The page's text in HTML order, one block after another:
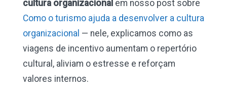
cultura organizacional em nosso post sobre
Como o turismo ajuda a desenvolver a cultura
organizacional — nele, explicamos como as
viagens de incentivo aumentam o repertório
cultural, aliviam o estresse e reforçam
valores internos.